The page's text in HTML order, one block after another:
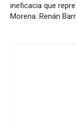
ineficacia que
Morena: Renán